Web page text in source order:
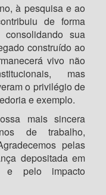
à pesquisa e ao
de forma
sua
construído ao
vivo não
mas
o privilégio de
e exemplo.
mais sincera
de trabalho,
pelas
depositada em
e pelo impacto